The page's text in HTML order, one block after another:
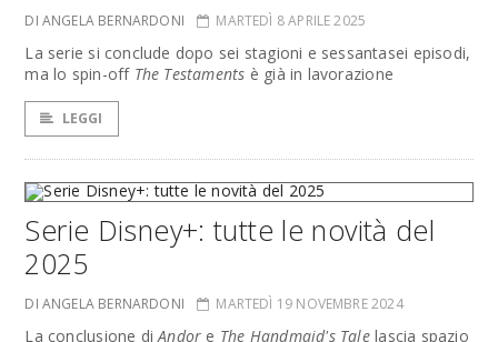
DI ANGELA BERNARDONI MARTEDÌ 8 APRILE 2025
La serie si conclude dopo sei stagioni e sessantasei episodi,
ma lo spin-off The Testaments è già in lavorazione
LEGGI
Serie Disney+: tutte le novità del
2025
DI ANGELA BERNARDONI MARTEDÌ 19 NOVEMBRE 2024
La conclusione diAndor e The Handmaid's Talelascia spazio